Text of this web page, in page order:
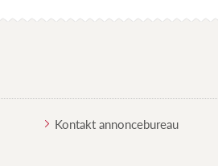
Kontakt annoncebureau